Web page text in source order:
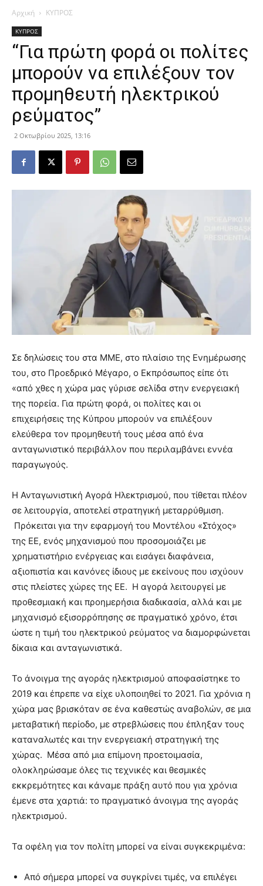
Αρχική ΚΥΠΡΟΣ
ΚΥΠΡΟΣ
“Για πρώτη φορά οι πολίτες
μπορούν να επιλέξουν τον
προμηθευτή ηλεκτρικού
ρεύματος”
2 Οκτωβρίου 2025, 13:16
Σε δηλώσεις του στα ΜΜΕ, στο πλαίσιο της Ενημέρωσης
του, στο Προεδρικό Μέγαρο, ο Εκπρόσωπος είπε ότι
«από χθες η χώρα μας γύρισε σελίδα στην ενεργειακή
της πορεία. Για πρώτη φορά, οι πολίτες και οι
επιχειρήσεις της Κύπρου μπορούν να επιλέξουν
ελεύθερα τον προμηθευτή τους μέσα από ένα
ανταγωνιστικό περιβάλλον που περιλαμβάνει εννέα
παραγωγούς.
Η Ανταγωνιστική Αγορά Ηλεκτρισμού, που τίθεται πλέον
σε λειτουργία, αποτελεί στρατηγική μεταρρύθμιση.
Πρόκειται για την εφαρμογή του Μοντέλου «Στόχος»
της ΕΕ, ενός μηχανισμού που προσομοιάζει με
χρηματιστήριο ενέργειας και εισάγει διαφάνεια,
αξιοπιστία και κανόνες ίδιους με εκείνους που ισχύουν
στις πλείστες χώρες της ΕΕ. Η αγορά λειτουργεί με
προθεσμιακή και προημερήσια διαδικασία, αλλά και με
μηχανισμό εξισορρόπησης σε πραγματικό χρόνο, έτσι
ώστε η τιμή του ηλεκτρικού ρεύματος να διαμορφώνεται
δίκαια και ανταγωνιστικά.
Το άνοιγμα της αγοράς ηλεκτρισμού αποφασίστηκε το
2019 και έπρεπε να είχε υλοποιηθεί το 2021. Για χρόνια η
χώρα μας βρισκόταν σε ένα καθεστώς αναβολών, σε μια
μεταβατική περίοδο, με στρεβλώσεις που έπληξαν τους
καταναλωτές και την ενεργειακή στρατηγική της
χώρας. Μέσα από μια επίμονη προετοιμασία,
ολοκληρώσαμε όλες τις τεχνικές και θεσμικές
εκκρεμότητες και κάναμε πράξη αυτό που για χρόνια
έμενε στα χαρτιά: το πραγματικό άνοιγμα της αγοράς
ηλεκτρισμού.
Τα οφέλη για τον πολίτη μπορεί να είναι συγκεκριμένα:
Από σήμερα μπορεί να συγκρίνει τιμές, να επιλέγει